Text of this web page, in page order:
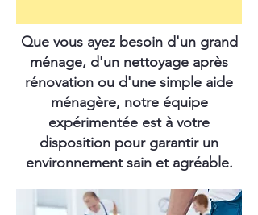
Que vous ayez besoin d'un grand
ménage, d'un nettoyage après
rénovation ou d'une simple aide
ménagère, notre équipe
expérimentée est à votre
disposition pour garantir un
environnement sain et agréable.